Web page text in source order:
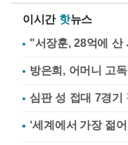
이시간 핫뉴스
"서장훈, 28억에 산
방은희, 어머니 고
심판 성 접대 7경